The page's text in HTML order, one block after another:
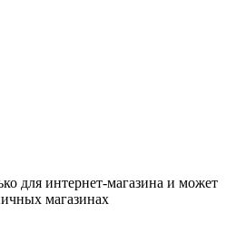
для интернет-магазина и может
магазинах